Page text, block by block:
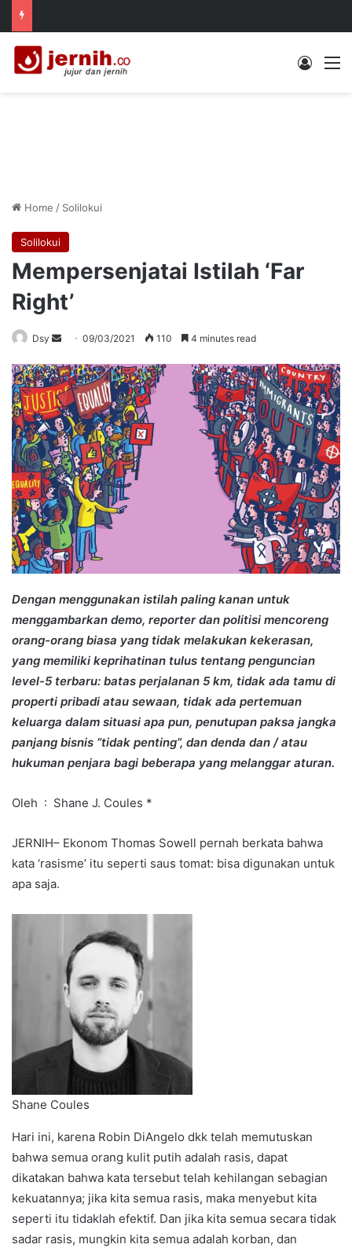
Log In
Home / Solilokui
Solilokui
Mempersenjatai Istilah ‘Far
Right’
Dsy
Send
email
09/03/2021 110 4 minutes read
Dengan menggunakan istilah paling kanan untuk
menggambarkan demo, reporter dan politisi mencoreng
orang-orang biasa yang tidak melakukan kekerasan,
yang memiliki keprihatinan tulus tentang penguncian
level-5 terbaru: batas perjalanan 5 km, tidak ada tamu di
properti pribadi atau sewaan, tidak ada pertemuan
keluarga dalam situasi apa pun, penutupan paksa jangka
panjang bisnis “tidak penting”, dan denda dan / atau
hukuman penjara bagi beberapa yang melanggar aturan.
Oleh : Shane J. Coules *
JERNIH– Ekonom Thomas Sowell pernah berkata bahwa
kata ‘rasisme’ itu seperti saus tomat: bisa digunakan untuk
apa saja.
Shane Coules
Hari ini, karena Robin DiAngelo dkk telah memutuskan
bahwa semua orang kulit putih adalah rasis, dapat
dikatakan bahwa kata tersebut telah kehilangan sebagian
kekuatannya; jika kita semua rasis, maka menyebut kita
seperti itu tidaklah efektif. Dan jika kita semua secara tidak
sadar rasis, mungkin kita semua adalah korban, dan